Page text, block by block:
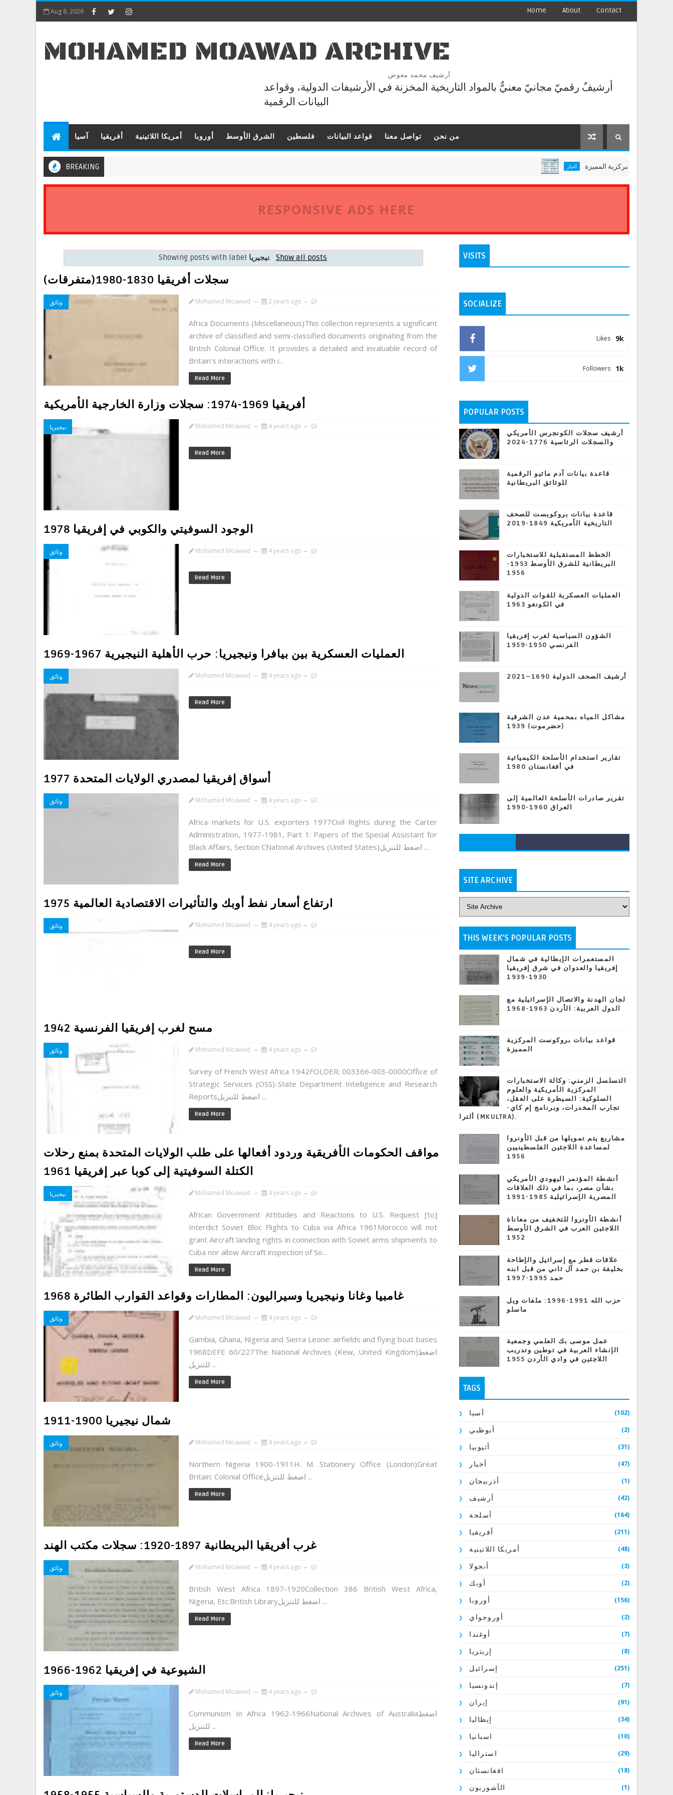
Aug 8, 2026 Home About Contact
MOHAMED MOAWAD ARCHIVE
أرشيف محمد معوض
أرشيفٌ رقميّ مجانيّ معنيٌّ بالمواد التاريخية المخزنة في الأرشيفات الدولية، وقواعد
البيانات الرقمية
آسيا أفريقيا أمريكا اللاتينية أوروبا الشرق الأوسط فلسطين قواعد البيانات تواصل معنا من نحن
BREAKING أخبار بيانات بروكوست المركزية المميزة
RESPONSIVE ADS HERE
Showing posts with label نيجيريا. Show all posts
سجلات أفريقيا 1830-1980(متفرقات)
وثائق Mohamed Moawad 2 years ago
Africa Documents (Miscellaneous)This collection represents a significant
archive of classified and semi-classified documents originating from the
British Colonial Office. It provides a detailed and invaluable record of
Britain's interactions with i...
Read More
أفريقيا 1969-1974: سجلات وزارة الخارجية الأمريكية
نيجيريا Mohamed Moawad 4 years ago
Read More
الوجود السوفيتي والكوبي في إفريقيا 1978
وثائق Mohamed Moawad 4 years ago
Read More
العمليات العسكرية بين بيافرا ونيجيريا: حرب الأهلية النيجيرية 1967-1969
وثائق Mohamed Moawad 4 years ago
Read More
أسواق إفريقيا لمصدري الولايات المتحدة 1977
وثائق Mohamed Moawad 4 years ago
Africa markets for U.S. exporters 1977Civil Rights during the Carter
Administration, 1977-1981, Part 1: Papers of the Special Assistant for
Black Affairs, Section CNational Archives (United States)اضغط للتنزيل ...
Read More
ارتفاع أسعار نفط أوبك والتأثيرات الاقتصادية العالمية 1975
وثائق Mohamed Moawad 4 years ago
Read More
مسح لغرب إفريقيا الفرنسية 1942
وثائق Mohamed Moawad 4 years ago
Survey of French West Africa 1942FOLDER: 003366-003-0000Office of
Strategic Services (OSS)-State Department Intelligence and Research
Reportsاضغط للتنزيل ...
Read More
مواقف الحكومات الأفريقية وردود أفعالها على طلب الولايات المتحدة بمنع رحلات
الكتلة السوفيتية إلى كوبا عبر إفريقيا 1961
نيجيريا Mohamed Moawad 4 years ago
African Government Attitudes and Reactions to U.S. Request [to]
Interdict Soviet Bloc Flights to Cuba via Africa 1961Morocco will not
grant Aircraft landing rights in connection with Soviet arms shipments to
Cuba nor allow Aircraft inspection of So...
Read More
غامبيا وغانا ونيجيريا وسيراليون: المطارات وقواعد القوارب الطائرة 1968
وثائق Mohamed Moawad 4 years ago
Gambia, Ghana, Nigeria and Sierra Leone: airfields and flying boat bases
1968DEFE 60/227The National Archives (Kew, United Kingdom)اضغط
للتنزيل ...
Read More
شمال نيجيريا 1900-1911
وثائق Mohamed Moawad 4 years ago
Northern Nigeria 1900-1911H. M. Stationery Office (London)Great
Britain: Colonial Officeاضغط للتنزيل ...
Read More
غرب أفريقيا البريطانية 1897-1920: سجلات مكتب الهند
وثائق Mohamed Moawad 4 years ago
British West Africa 1897-1920Collection 386 British West Africa,
Nigeria, Etc.British Libraryاضغط للتنزيل ...
Read More
الشيوعية في إفريقيا 1962-1966
وثائق Mohamed Moawad 4 years ago
Communism In Africa 1962-1966National Archives of Australiaاضغط
للتنزيل ...
Read More
VISITS
SOCIALIZE
9k
Likes
1k
Followers
POPULAR POSTS
أرشيف سجلات الكونجرس الأمريكي
والسجلات الرئاسية 1776-2024
قاعدة بيانات آدم ماثيو الرقمية
للوثائق البريطانية
قاعدة بيانات بروكويست للصحف
التاريخية الأمريكية 1849-2019
الخطط المستقبلية للاستخبارات
البريطانية للشرق الأوسط 1953-
1956
العمليات العسكرية للقوات الدولية
في الكونغو 1963
الشؤون السياسية لغرب إفريقيا
الفرنسي 1950-1959
أرشيف الصحف الدولية 1690–2021
مشاكل المياه بمحمية عدن الشرقية
(حضرموت) 1939
تقارير استخدام الأسلحة الكيميائية
في أفغانستان 1980
تقرير صادرات الأسلحة العالمية إلى
العراق 1960-1990
SITE ARCHIVE
THIS WEEK'S POPULAR POSTS
المستعمرات الإيطالية في شمال
إفريقيا والعدوان في شرق إفريقيا
1930-1939
لجان الهدنة والاتصال الإسرائيلية مع
الدول العربية: الأردن 1963-1968
قواعد بيانات بروكوست المركزية
المميزة
التسلسل الزمني: وكالة الاستخبارات
المركزية الأمريكية والعلوم
السلوكية: السيطرة على العقل،
تجارب المخدرات، وبرنامج إم كاي-
ألترا (MKULTRA).
مشاريع يتم تمويلها من قبل الأونروا
لمساعدة اللاجئين الفلسطينيين
1956
أنشطة المؤتمر اليهودي الأمريكي
بشأن مصر، بما في ذلك العلاقات
المصرية الإسرائيلية 1985-1991
أنشطة الأونروا للتخفيف من معاناة
اللاجئين العرب في الشرق الأوسط
1952
علاقات قطر مع إسرائيل والإطاحة
بخليفة بن حمد آل ثاني من قبل ابنه
حمد 1995-1997
حزب الله 1991-1996: ملفات ويل
ماسلو
عمل موسى بك العلمي وجمعية
الإنشاء العربية في توطين وتدريب
اللاجئين في وادي الأردن 1955
TAGS
آسيا (102)
أبوظبي (2)
أثيوبيا (31)
أخبار (47)
أذربيجان (1)
أرشيف (42)
أسلحة (164)
أفريقيا (211)
أمريكا اللاتينية (48)
أنجولا (3)
أوبك (2)
أوروبا (156)
أوروجواي (2)
أوغندا (7)
إريتريا (8)
إسرائيل (251)
إندونسيا (7)
إيران (91)
إيطاليا (34)
اسبانيا (10)
استراليا (29)
افغانستان (18)
الآشوريون (1)